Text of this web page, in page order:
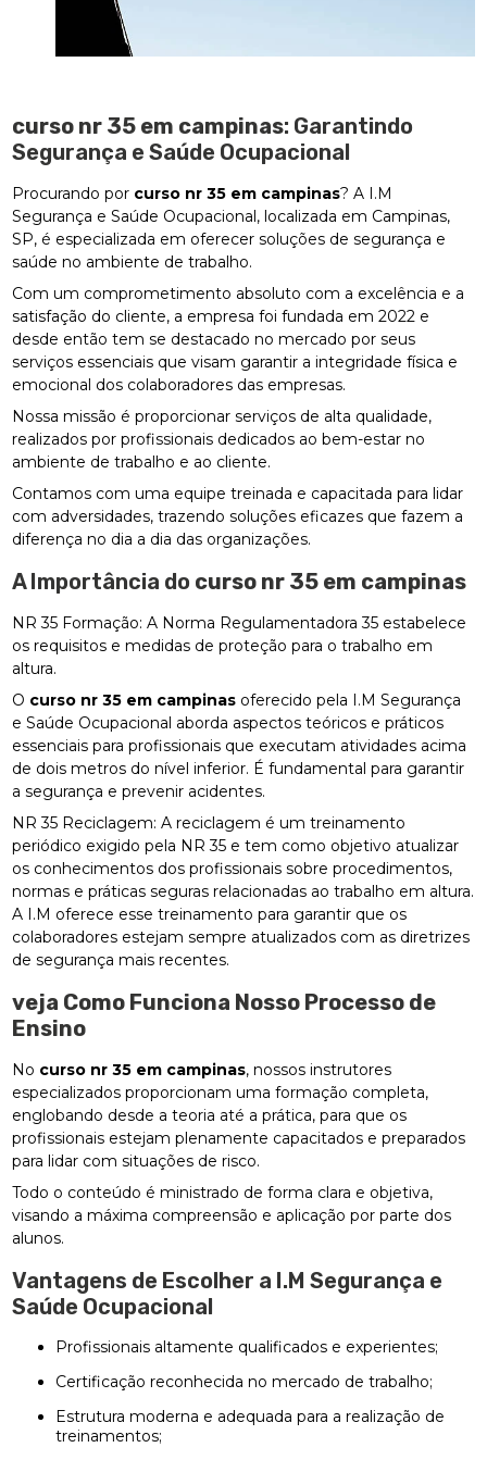
curso nr 35 em campinas: Garantindo
Segurança e Saúde Ocupacional
Procurando por curso nr 35 em campinas? A I.M
Segurança e Saúde Ocupacional, localizada em Campinas,
SP, é especializada em oferecer soluções de segurança e
saúde no ambiente de trabalho.
Com um comprometimento absoluto com a excelência e a
satisfação do cliente, a empresa foi fundada em 2022 e
desde então tem se destacado no mercado por seus
serviços essenciais que visam garantir a integridade física e
emocional dos colaboradores das empresas.
Nossa missão é proporcionar serviços de alta qualidade,
realizados por profissionais dedicados ao bem-estar no
ambiente de trabalho e ao cliente.
Contamos com uma equipe treinada e capacitada para lidar
com adversidades, trazendo soluções eficazes que fazem a
diferença no dia a dia das organizações.
A Importância do curso nr 35 em campinas
NR 35 Formação: A Norma Regulamentadora 35 estabelece
os requisitos e medidas de proteção para o trabalho em
altura.
O curso nr 35 em campinas oferecido pela I.M Segurança
e Saúde Ocupacional aborda aspectos teóricos e práticos
essenciais para profissionais que executam atividades acima
de dois metros do nível inferior. É fundamental para garantir
a segurança e prevenir acidentes.
NR 35 Reciclagem: A reciclagem é um treinamento
periódico exigido pela NR 35 e tem como objetivo atualizar
os conhecimentos dos profissionais sobre procedimentos,
normas e práticas seguras relacionadas ao trabalho em altura.
A I.M oferece esse treinamento para garantir que os
colaboradores estejam sempre atualizados com as diretrizes
de segurança mais recentes.
veja Como Funciona Nosso Processo de
Ensino
No curso nr 35 em campinas, nossos instrutores
especializados proporcionam uma formação completa,
englobando desde a teoria até a prática, para que os
profissionais estejam plenamente capacitados e preparados
para lidar com situações de risco.
Todo o conteúdo é ministrado de forma clara e objetiva,
visando a máxima compreensão e aplicação por parte dos
alunos.
Vantagens de Escolher a I.M Segurança e
Saúde Ocupacional
Profissionais altamente qualificados e experientes;
Certificação reconhecida no mercado de trabalho;
Estrutura moderna e adequada para a realização de
treinamentos;